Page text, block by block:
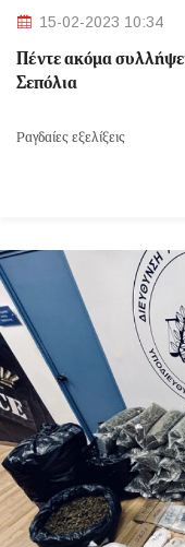
15-02-2023 10:34
Πέντε ακόμα
Σεπόλια
Ραγδαίες εξελίξεις